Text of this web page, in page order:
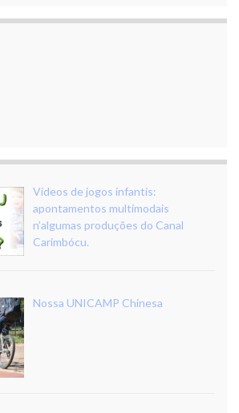
Vídeos de jogos infantis:
apontamentos multimodais
n’algumas produções do Canal
Carimbócu.
Nossa UNICAMP Chinesa